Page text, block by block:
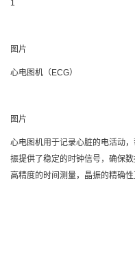
1
图片
心电图机（ECG）
图片
心电图机用于记录心脏的电活动
振提供了稳定的时钟信号，确保
高精度的时间测量，晶振的精确